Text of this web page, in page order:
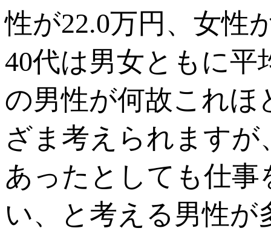
性が22.0万円、女性
40代は男女ともに
の男性が何故これ
ざま考えられます
あったとしても仕
い、と考える男性